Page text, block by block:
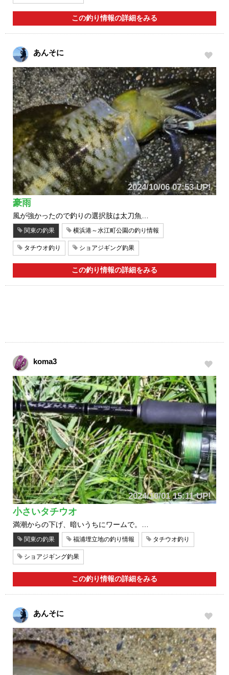
この釣り情報の詳細をみる
あんそに
2024/10/06 07:53 UP!
豪雨
風が強かったので釣りの選択肢は太刀魚…
関東の釣果 横浜港～水江町公園の釣り情報
タチウオ釣り ショアジギング釣果
この釣り情報の詳細をみる
koma3
2024/10/01 15:11 UP!
小さいタチウオ
満潮からの下げ、暗いうちにワームで。…
関東の釣果 福浦埋立地の釣り情報 タチウオ釣り
ショアジギング釣果
この釣り情報の詳細をみる
あんそに